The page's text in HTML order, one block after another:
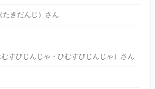
たきだんじ）さん
すびじんじゃ・ひむすびじんじゃ）さん